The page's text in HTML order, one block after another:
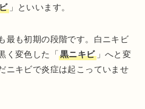
」といいます。
最も初期の段階です。白ニキビ
く変色した「 黒ニキビ」へと変
ニキビで炎症は起こっていませ